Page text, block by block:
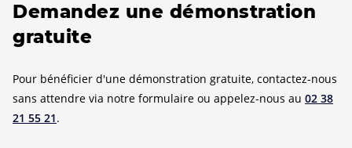
Demandez une démonstration
gratuite
Pour bénéficier d'une démonstration gratuite, contactez-nous
sans attendre via notre formulaire ou appelez-nous au 02 38
21 55 21.